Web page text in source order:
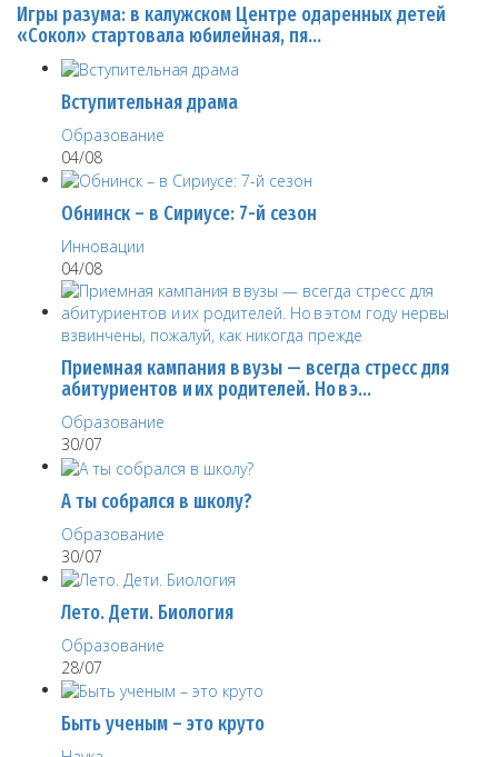
Игры разума: в калужском Центре одаренных детей
«Сокол» стартовала юбилейная, пя…
Вступительная драма
Образование
04/08
Обнинск – в Сириусе: 7-й сезон
Инновации
04/08
Приемная кампания в вузы — всегда стресс для
абитуриентов и их родителей. Но в э…
Образование
30/07
А ты собрался в школу?
Образование
30/07
Лето. Дети. Биология
Образование
28/07
Быть ученым – это круто